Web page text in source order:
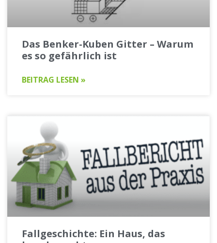
Das Benker-Kuben Gitter – Warum
es so gefährlich ist
BEITRAG LESEN »
Fallgeschichte: Ein Haus, das